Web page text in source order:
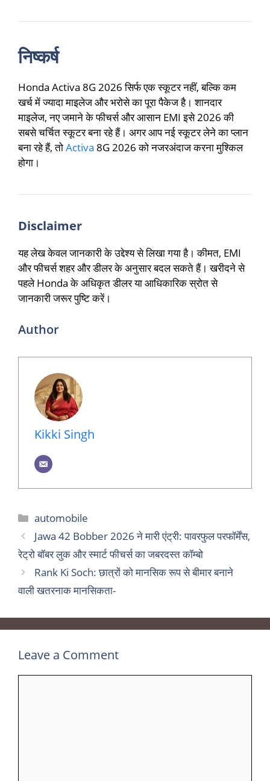
निष्कर्ष
Honda Activa 8G 2026 सिर्फ एक स्कूटर नहीं, बल्कि कम
खर्च में ज्यादा माइलेज और भरोसे का पूरा पैकेज है। शानदार
माइलेज, नए जमाने के फीचर्स और आसान EMI इसे 2026 की
सबसे चर्चित स्कूटर बना रहे हैं। अगर आप नई स्कूटर लेने का प्लान
बना रहे हैं, तोActiva 8G 2026 को नजरअंदाज करना मुश्किल
होगा।
Disclaimer
यह लेख केवल जानकारी के उद्देश्य से लिखा गया है। कीमत, EMI
और फीचर्स शहर और डीलर के अनुसार बदल सकते हैं। खरीदने से
पहले Honda के अधिकृत डीलर या आधिकारिक स्रोत से
जानकारी जरूर पुष्टि करें।
Author
Kikki Singh
Categories
automobile
Jawa 42 Bobber 2026 ने मारी एंट्री: पावरफुल परफॉर्मेंस,
रेट्रो बॉबर लुक और स्मार्ट फीचर्स का जबरदस्त कॉम्बो
Rank Ki Soch: छात्रों को मानसिक रूप से बीमार बनाने
वाली खतरनाक मानसिकता-
Leave a Comment